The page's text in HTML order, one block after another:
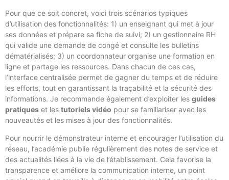
Pour que ce soit concret, voici trois scénarios typiques
d’utilisation des fonctionnalités: 1) un enseignant qui met à jour
ses données et prépare sa fiche de suivi; 2) un gestionnaire RH
qui valide une demande de congé et consulte les bulletins
dématérialisés; 3) un coordonnateur organise une formation en
ligne et partage les ressources. Dans chacun de ces cas,
l’interface centralisée permet de gagner du temps et de réduire
les efforts, tout en garantissant la traçabilité et la sécurité des
informations. Je recommande également d’exploiter les guides
pratiques et les tutoriels vidéo pour se familiariser avec les
nouveautés et les mises à jour des fonctionnalités.
Pour nourrir le démonstrateur interne et encourager l’utilisation du
réseau, l’académie publie régulièrement des notes de service et
des actualités liées à la vie de l’établissement. Cela favorise la
transparence et améliore la communication interne, un point